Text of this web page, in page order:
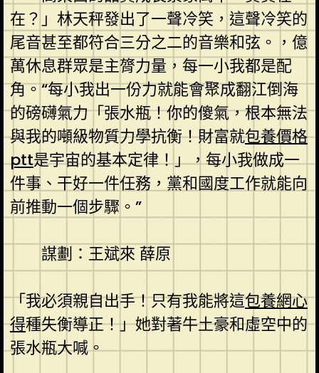
在？」林天秤發出了一聲冷笑，這聲冷笑的
尾音甚至都符合三分之二的音樂和弦。，億
萬休息群眾是主膂力量，每一小我都是配
角。“每小我出一份力就能會聚成翻江倒海
的磅礴氣力「張水瓶！你的傻氣，根本無法
與我的噸級物質力學抗衡！財富就包養價格
ptt是宇宙的基本定律！」，每小我做成一
件事、干好一件任務，黨和國度工作就能向
前推動一個步驟。”
謀劃：王斌來 薛原
「我必須親自出手！只有我能將這包養網心
得種失衡導正！」她對著牛土豪和虛空中的
張水瓶大喊。